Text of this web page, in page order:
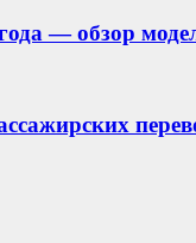
— обзор